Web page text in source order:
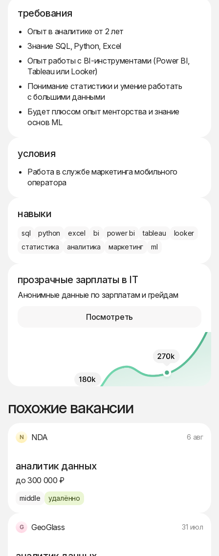
требования
Опыт в аналитике от 2 лет
Знание SQL, Python, Excel
Опыт работы с BI-инструментами (Power BI,
Tableau или Looker)
Понимание статистики и умение работать
с большими данными
Будет плюсом опыт менторства и знание
основ ML
условия
Работа в службе маркетинга мобильного
оператора
навыки
sql python excel bi power bi tableau
looker
статистика
аналитика маркетинг ml
прозрачные зарплаты в IT
Анонимные данные по зарплатам и грейдам
Посмотреть
похожие вакансии
NDA 6 авг
аналитик данных
до 300 000 ₽
middle удалённо
GeoGlass 31 июл